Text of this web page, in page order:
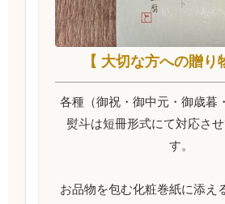
【 大切な方への贈り
各種（御祝・御中元・御歳暮
熨斗は短冊形式にて対応さ
す。
お品物を包む化粧巻紙に添え